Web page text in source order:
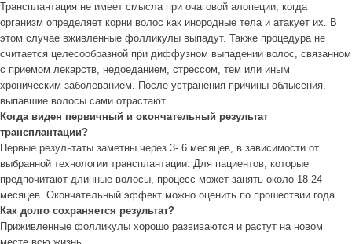
Трансплантация не имеет смысла при очаговой алопеции, когда
организм определяет корни волос как инородные тела и атакует их. В
этом случае вживленные фолликулы выпадут. Также процедура не
считается целесообразной при диффузном выпадении волос, связанном
с приемом лекарств, недоеданием, стрессом, тем или иным
хроническим заболеванием. После устранения причины облысения,
выпавшие волосы сами отрастают.
Когда виден первичный и окончательный результат
трансплантации?
Первые результаты заметны через 3- 6 месяцев, в зависимости от
выбранной технологии трансплантации. Для пациентов, которые
предпочитают длинные волосы, процесс может занять около 18-24
месяцев. Окончательный эффект можно оценить по прошествии года.
Как долго сохраняется результат?
Приживленные фолликулы хорошо развиваются и растут на новом